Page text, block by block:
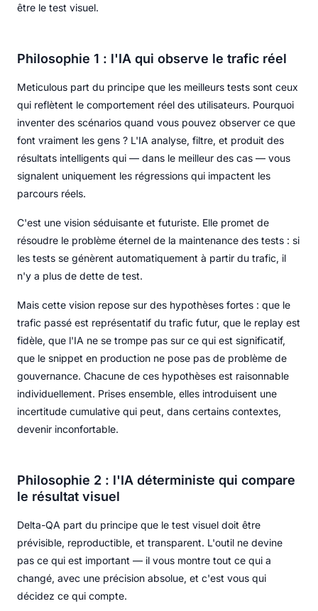
être le test visuel.
Philosophie 1 : l'IA qui observe le trafic réel
Meticulous part du principe que les meilleurs tests sont ceux
qui reflètent le comportement réel des utilisateurs. Pourquoi
inventer des scénarios quand vous pouvez observer ce que
font vraiment les gens ? L'IA analyse, filtre, et produit des
résultats intelligents qui — dans le meilleur des cas — vous
signalent uniquement les régressions qui impactent les
parcours réels.
C'est une vision séduisante et futuriste. Elle promet de
résoudre le problème éternel de la maintenance des tests : si
les tests se génèrent automatiquement à partir du trafic, il
n'y a plus de dette de test.
Mais cette vision repose sur des hypothèses fortes : que le
trafic passé est représentatif du trafic futur, que le replay est
fidèle, que l'IA ne se trompe pas sur ce qui est significatif,
que le snippet en production ne pose pas de problème de
gouvernance. Chacune de ces hypothèses est raisonnable
individuellement. Prises ensemble, elles introduisent une
incertitude cumulative qui peut, dans certains contextes,
devenir inconfortable.
Philosophie 2 : l'IA déterministe qui compare
le résultat visuel
Delta-QA part du principe que le test visuel doit être
prévisible, reproductible, et transparent. L'outil ne devine
pas ce qui est important — il vous montre tout ce qui a
changé, avec une précision absolue, et c'est vous qui
décidez ce qui compte.